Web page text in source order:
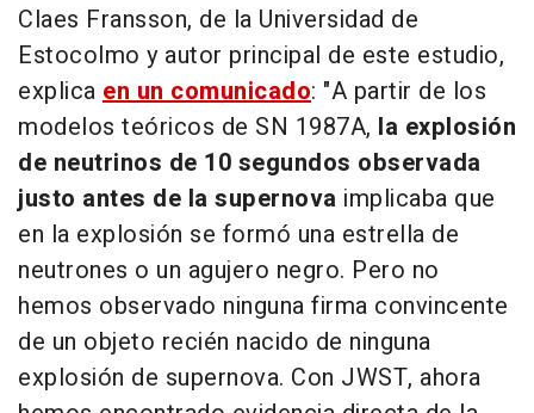
Claes Fransson, de la Universidad de
Estocolmo y autor principal de este estudio,
explica en un comunicado: "A partir de los
modelos teóricos de SN 1987A, la explosión
de neutrinos de 10 segundos observada
justo antes de la supernova implicaba que
en la explosión se formó una estrella de
neutrones o un agujero negro. Pero no
hemos observado ninguna firma convincente
de un objeto recién nacido de ninguna
explosión de supernova. Con JWST, ahora